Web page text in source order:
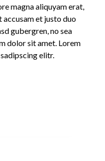
magna aliquyam erat,
accusam et justo duo
gubergren, no sea
dolor sit amet. Lorem
elitr.